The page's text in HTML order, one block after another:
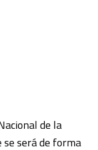
de la
será de forma